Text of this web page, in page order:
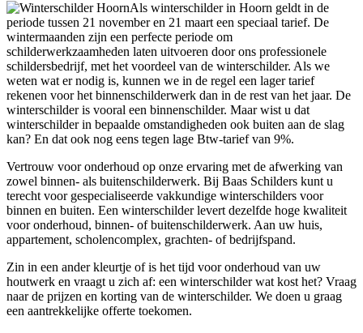
Als winterschilder in Hoorn geldt in de
periode tussen 21 november en 21 maart een speciaal tarief. De
wintermaanden zijn een perfecte periode om
schilderwerkzaamheden laten uitvoeren door ons professionele
schildersbedrijf, met het voordeel van de winterschilder. Als we
weten wat er nodig is, kunnen we in de regel een lager tarief
rekenen voor het binnenschilderwerk dan in de rest van het jaar. De
winterschilder is vooral een binnenschilder. Maar wist u dat
winterschilder in bepaalde omstandigheden ook buiten aan de slag
kan? En dat ook nog eens tegen lage Btw-tarief van 9%.
Vertrouw voor onderhoud op onze ervaring met de afwerking van
zowel binnen- als buitenschilderwerk. Bij Baas Schilders kunt u
terecht voor gespecialiseerde vakkundige winterschilders voor
binnen en buiten. Een winterschilder levert dezelfde hoge kwaliteit
voor onderhoud, binnen- of buitenschilderwerk. Aan uw huis,
appartement, scholencomplex, grachten- of bedrijfspand.
Zin in een ander kleurtje of is het tijd voor onderhoud van uw
houtwerk en vraagt u zich af: een winterschilder wat kost het? Vraag
naar de prijzen en korting van de winterschilder. We doen u graag
een aantrekkelijke offerte toekomen.